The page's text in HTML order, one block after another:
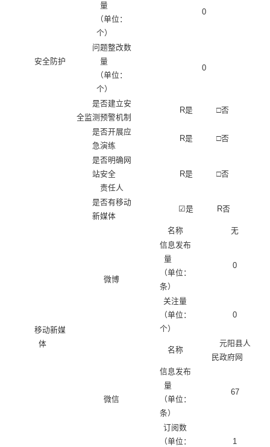
安全防护
量
（单位：
个）
0
问题整改数
量
（单位：
个）
0
是否建立安
全监测预警机制
R是 □否
是否开展应
急演练
R是 □否
是否明确网
站安全
责任人
R是 □否
移动新媒
体
是否有移动
新媒体
☑是 R否
微博
名称
无
信息发布
量
（单位：
条）
0
关注量
（单位：
个）
0
微信
名称
元阳县人
民政府网
信息发布
量
（单位：
条）
67
订阅数
（单位：
1